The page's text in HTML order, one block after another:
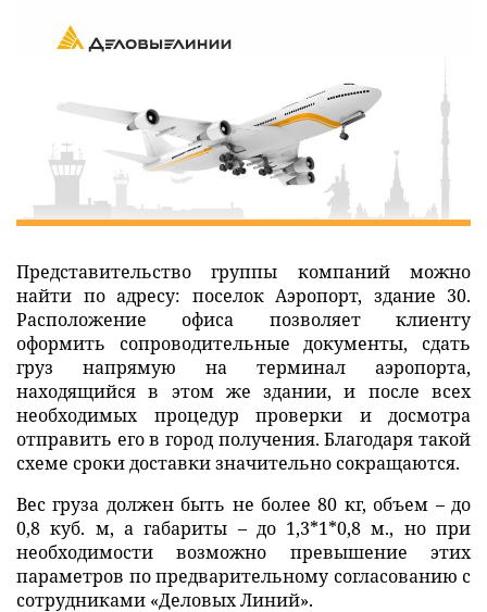
Представительство группы компаний можно
найти по адресу: поселок Аэропорт, здание 30.
Расположение офиса позволяет клиенту
оформить сопроводительные документы, сдать
груз напрямую на терминал аэропорта,
находящийся в этом же здании, и после всех
необходимых процедур проверки и досмотра
отправить его в город получения. Благодаря такой
схеме сроки доставки значительно сокращаются.
Вес груза должен быть не более 80 кг, объем – до
0,8 куб. м, а габариты – до 1,3*1*0,8 м., но при
необходимости возможно превышение этих
параметров по предварительному согласованию с
сотрудниками «Деловых Линий».